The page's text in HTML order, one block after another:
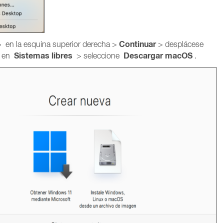
en la esquina superior derecha > Continuar> desplácese
Sistemas libres > seleccione Descargar macOS .